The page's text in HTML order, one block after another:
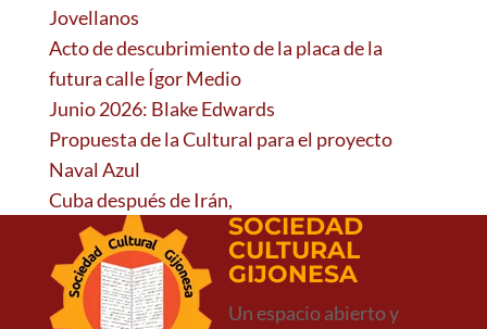
Jovellanos
Acto de descubrimiento de la placa de la
futura calle Ígor Medio
Junio 2026: Blake Edwards
Propuesta de la Cultural para el proyecto
Naval Azul
Cuba después de Irán,
SOCIEDAD
CULTURAL
GIJONESA
Un espacio abierto y